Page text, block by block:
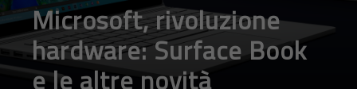
Microsoft, rivoluzione
hardware: Surface Book
e le altre novità